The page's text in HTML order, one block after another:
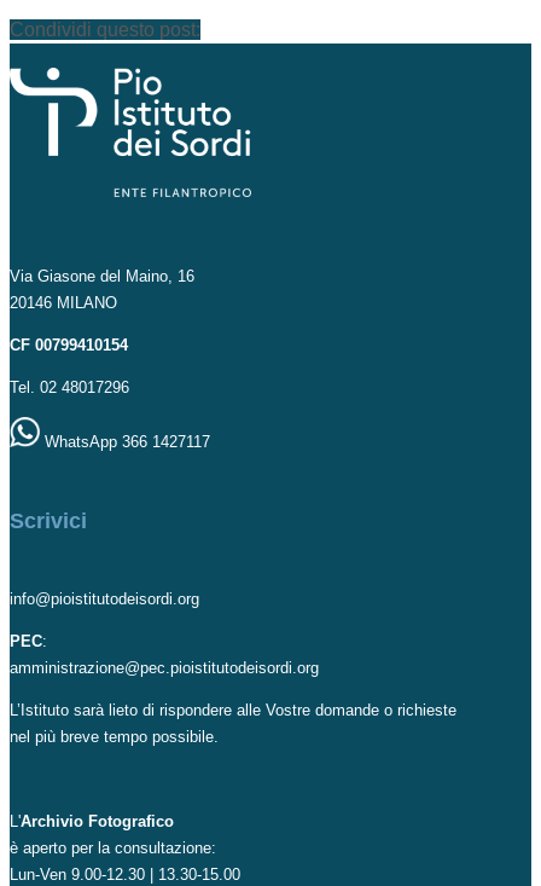
Condividi questo post:
Via Giasone del Maino, 16
20146 MILANO
CF 00799410154
Tel. 02 48017296
WhatsApp 366 1427117
Scrivici
info@pioistitutodeisordi.org
PEC:
amministrazione@pec.pioistitutodeisordi.org
L’Istituto sarà lieto di rispondere alle Vostre domande o richieste
nel più breve tempo possibile.
L'Archivio Fotografico
è aperto per la consultazione:
Lun-Ven 9.00-12.30 | 13.30-15.00